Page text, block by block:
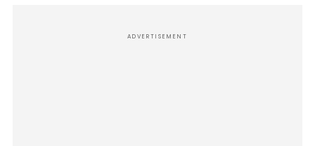
ADVERTISEMENT